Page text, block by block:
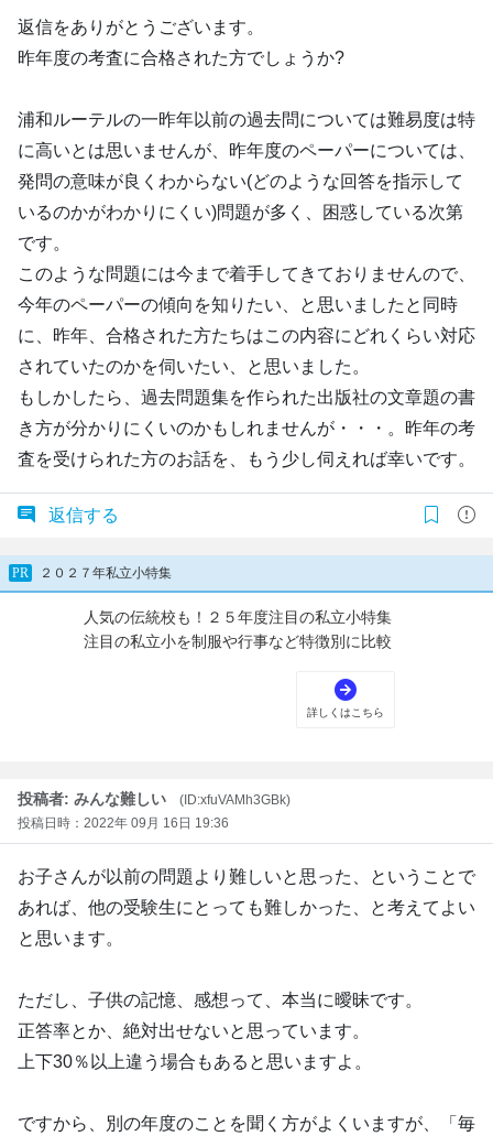
返信をありがとうございます。
昨年度の考査に合格された方でしょうか?
浦和ルーテルの一昨年以前の過去問については難易度は特
に高いとは思いませんが、昨年度のペーパーについては、
発問の意味が良くわからない(どのような回答を指示して
いるのかがわかりにくい)問題が多く、困惑している次第
です。
このような問題には今まで着手してきておりませんので、
今年のペーパーの傾向を知りたい、と思いましたと同時
に、昨年、合格された方たちはこの内容にどれくらい対応
されていたのかを伺いたい、と思いました。
もしかしたら、過去問題集を作られた出版社の文章題の書
き方が分かりにくいのかもしれませんが・・・。昨年の考
査を受けられた方のお話を、もう少し伺えれば幸いです。
返信する
投稿者: みんな難しい
(ID:xfuVAMh3GBk)
投稿日時：2022年 09月 16日 19:36
お子さんが以前の問題より難しいと思った、ということで
あれば、他の受験生にとっても難しかった、と考えてよい
と思います。
ただし、子供の記憶、感想って、本当に曖昧です。
正答率とか、絶対出せないと思っています。
上下30％以上違う場合もあると思いますよ。
ですから、別の年度のことを聞く方がよくいますが、「毎